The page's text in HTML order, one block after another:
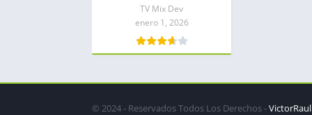
TV Mix Dev
enero 1, 2026
© 2024 - Reservados Todos Los Derechos -